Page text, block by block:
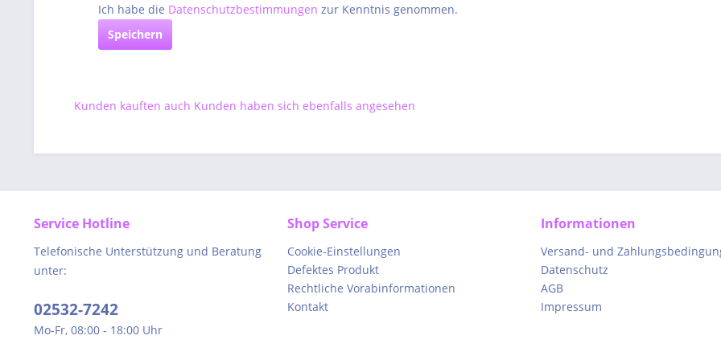
Ich habe die Datenschutzbestimmungen zur Kenntnis genommen.
Speichern
Kunden kauften auch Kunden haben sich ebenfalls angesehen
Service Hotline
Telefonische Unterstützung und Beratung
unter:
02532-7242
Mo-Fr, 08:00 - 18:00 Uhr
Shop Service
Cookie-Einstellungen
Defektes Produkt
Rechtliche Vorabinformationen
Kontakt
Informationen
Versand- und
Datenschutz
AGB
Impressum